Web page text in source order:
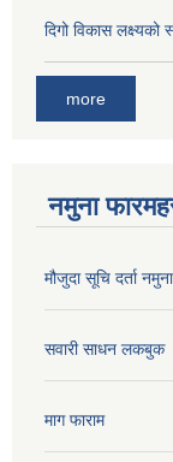
दिगो विकास
more
नमुना
मौजुदा सूचि दर्ता
सवारी साधन लकबुक
माग फाराम